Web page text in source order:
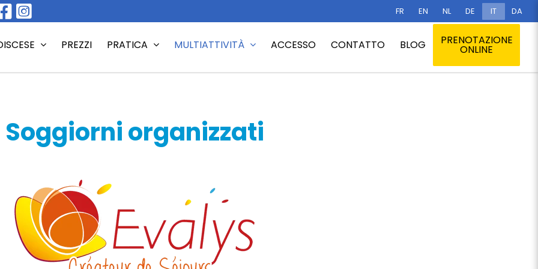
FR EN NL DE IT DA
PREZZI PRATICA MULTIATTIVITÀ ACCESSO CONTATTO BLOG PRENOTAZIONE
ONLINE
Optional / Soggiorni organizzati
Soggiorni organizzati